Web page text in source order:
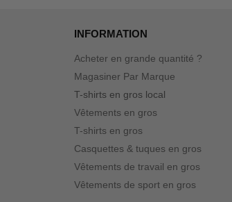
INFORMATION
Acheter en grande quantité ?
Magasiner Par Marque
T-shirts en gros local
Vêtements en gros
T-shirts en gros
Casquettes & tuques en gros
Vêtements de travail en gros
Vêtements de sport en gros